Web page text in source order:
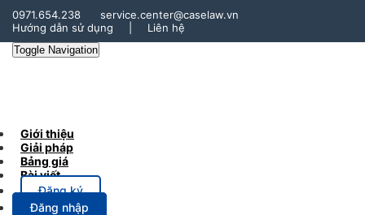
0971.654.238
service.center@caselaw.vn
Hướng dẫn sử dụng
Liên hệ
Toggle Navigation
Giới thiệu
Giải pháp
Bảng giá
Bài viết
Đăng ký
Đăng nhập